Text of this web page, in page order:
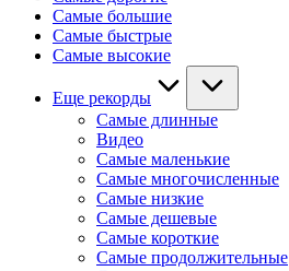
Самые большие
Самые быстрые
Самые высокие
Еще рекорды
Самые длинные
Видео
Самые маленькие
Самые многочисленные
Самые низкие
Самые дешевые
Самые короткие
Самые продолжительные